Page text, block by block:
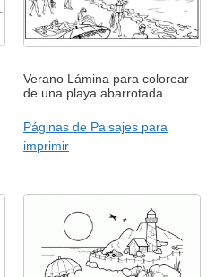
Verano Lámina para colorear
de una playa abarrotada
Páginas de Paisajes para
imprimir